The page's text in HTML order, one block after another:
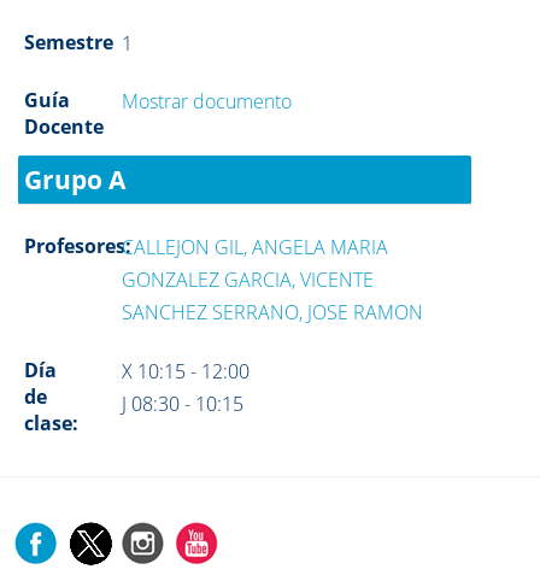
Semestre 1
Guía
Docente
Mostrar documento
Grupo A
Profesores:CALLEJON GIL, ANGELA MARIA
GONZALEZ GARCIA, VICENTE
SANCHEZ SERRANO, JOSE RAMON
Día
de
clase:
X 10:15 - 12:00
J 08:30 - 10:15